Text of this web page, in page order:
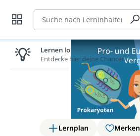
Suche
Lernplan Merken
Lernen lohnt sich!
Entdecke hier deine Chancen.